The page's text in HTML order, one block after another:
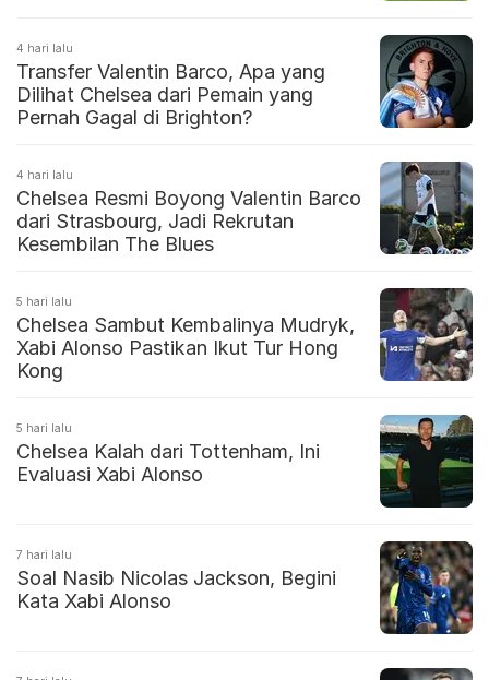
4 hari lalu
Transfer Valentin Barco, Apa yang
Dilihat Chelsea dari Pemain yang
Pernah Gagal di Brighton?
4 hari lalu
Chelsea Resmi Boyong Valentin Barco
dari Strasbourg, Jadi Rekrutan
Kesembilan The Blues
5 hari lalu
Chelsea Sambut Kembalinya Mudryk,
Xabi Alonso Pastikan Ikut Tur Hong
Kong
5 hari lalu
Chelsea Kalah dari Tottenham, Ini
Evaluasi Xabi Alonso
7 hari lalu
Soal Nasib Nicolas Jackson, Begini
Kata Xabi Alonso